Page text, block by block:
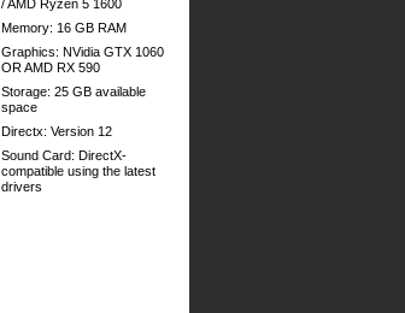
/ AMD Ryzen 5 1600
Memory: 16 GB RAM
Graphics: NVidia GTX 1060
OR AMD RX 590
Storage: 25 GB available
space
Directx: Version 12
Sound Card: DirectX-
compatible using the latest
drivers